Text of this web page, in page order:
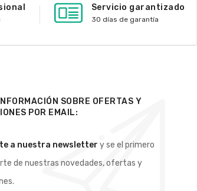
Servicio garantizado
30 días de garantía
SOBRE OFERTAS Y
POR EMAIL:
a nuestra newsletter y se el primero
de nuestras novedades, ofertas y